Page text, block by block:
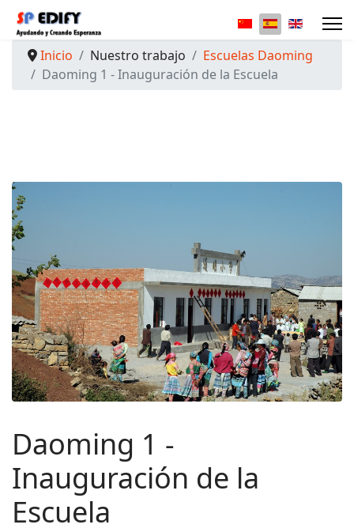
Seleccione su
Inicio
Nuestro trabajo
Escuelas Daoming
Daoming 1 - Inauguración de la Escuela
Daoming 1 -
Inauguración de la
Escuela